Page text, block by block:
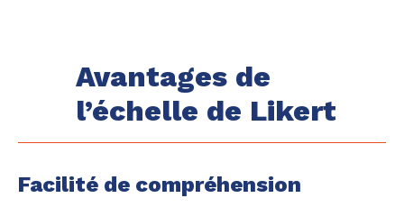
Avantages de
l’échelle de Likert
Facilité de compréhension